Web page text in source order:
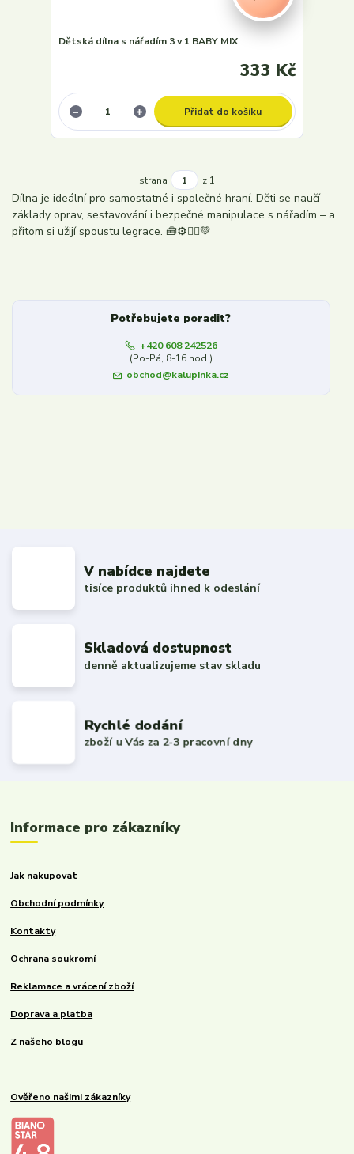
Dětská dílna s nářadím 3 v 1 BABY MIX
333 Kč
Přidat do košíku
strana z 1
Dílna je ideální pro samostatné i společné hraní. Děti se naučí
základy oprav, sestavování i bezpečné manipulace s nářadím – a
přitom si užijí spoustu legrace. 🧰⚙️👷‍♂️💚
Potřebujete poradit?
+420 608 242526
(Po-Pá, 8-16 hod.)
obchod@kalupinka.cz
V nabídce najdete
tisíce produktů ihned k odeslání
Skladová dostupnost
denně aktualizujeme stav skladu
Rychlé dodání
zboží u Vás za 2-3 pracovní dny
Informace pro zákazníky
Jak nakupovat
Obchodní podmínky
Kontakty
Ochrana soukromí
Reklamace a vrácení zboží
Doprava a platba
Z našeho blogu
Ověřeno našimi zákazníky